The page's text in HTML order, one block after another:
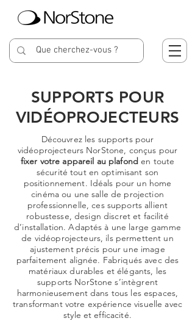
SUPPORTS POUR
VIDÉOPROJECTEURS
Découvrez les supports pour
vidéoprojecteurs NorStone, conçus pour
fixer votre appareil au plafond en toute
sécurité tout en optimisant son
positionnement. Idéals pour un home
cinéma ou une salle de projection
professionnelle, ces supports allient
robustesse, design discret et facilité
d’installation. Adaptés à une large gamme
de vidéoprojecteurs, ils permettent un
ajustement précis pour une image
parfaitement alignée. Fabriqués avec des
matériaux durables et élégants, les
supports NorStone s’intègrent
harmonieusement dans tous les espaces,
transformant votre expérience visuelle avec
style et efficacité.